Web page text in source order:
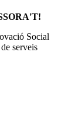
Social
serveis